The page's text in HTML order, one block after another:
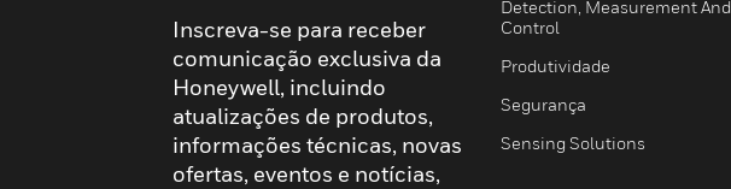
Inscreva-se para receber
comunicação exclusiva da
Honeywell, incluindo
atualizações de produtos,
informações técnicas, novas
ofertas, eventos e notícias,
Detection, Measurement And
Control
Produtividade
Segurança
Sensing Solutions